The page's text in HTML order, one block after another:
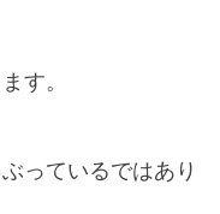
す。
っているではあり